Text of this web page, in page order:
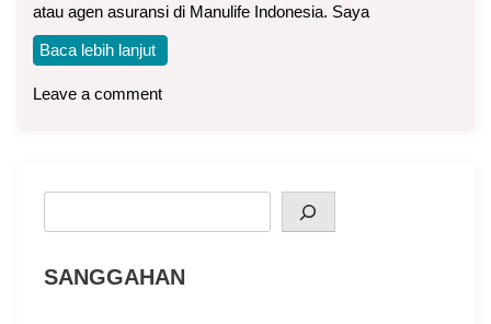
atau agen asuransi di Manulife Indonesia. Saya
Baca lebih lanjut
Leave a comment
SANGGAHAN